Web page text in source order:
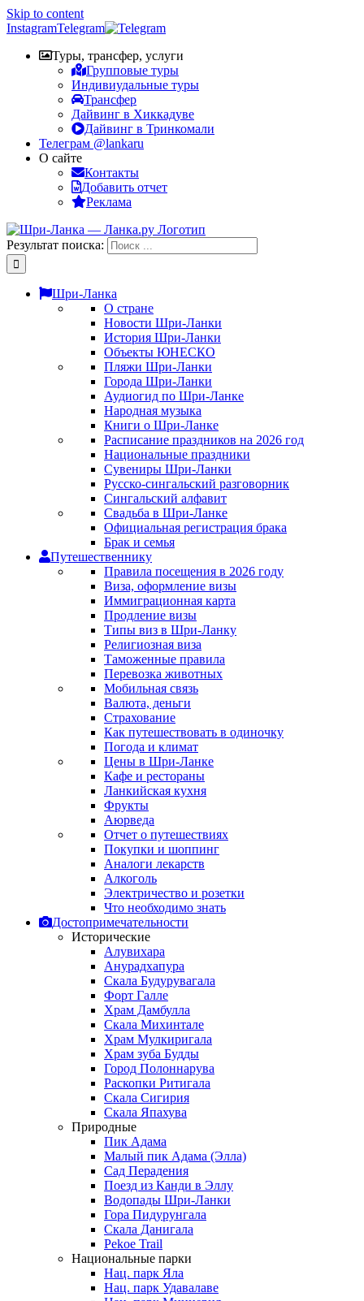
Skip to content
InstagramTelegram
Туры, трансфер, услуги
Групповые туры
Индивиудальные туры
Трансфер
Дайвинг в Хиккадуве
Дайвинг в Тринкомали
Телеграм @lankaru
О сайте
Контакты
Добавить отчет
Реклама
Результат поиска:
Шри-Ланка
О стране
Новости Шри-Ланки
История Шри-Ланки
Объекты ЮНЕСКО
Пляжи Шри-Ланки
Города Шри-Ланки
Аудиогид по Шри-Ланке
Народная музыка
Книги о Шри-Ланке
Расписание праздников на 2026 год
Национальные праздники
Сувениры Шри-Ланки
Русско-сингальский разговорник
Сингальский алфавит
Свадьба в Шри-Ланке
Официальная регистрация брака
Брак и семья
Путешественнику
Правила посещения в 2026 году
Виза, оформление визы
Иммиграционная карта
Продление визы
Типы виз в Шри-Ланку
Религиозная виза
Таможенные правила
Перевозка животных
Мобильная связь
Валюта, деньги
Страхование
Как путешествовать в одиночку
Погода и климат
Цены в Шри-Ланке
Кафе и рестораны
Ланкийская кухня
Фрукты
Аюрведа
Отчет о путешествиях
Покупки и шоппинг
Аналоги лекарств
Алкоголь
Электричество и розетки
Что необходимо знать
Достопримечательности
Исторические
Алувихара
Анурадхапура
Скала Будурувагала
Форт Галле
Храм Дамбулла
Скала Михинтале
Храм Мулкиригала
Храм зуба Будды
Город Полоннарува
Раскопки Ритигала
Скала Сигирия
Скала Япахува
Природные
Пик Адама
Малый пик Адама (Элла)
Сад Перадения
Поезд из Канди в Эллу
Водопады Шри-Ланки
Гора Пидурунгала
Скала Данигала
Pekoe Trail
Национальные парки
Нац. парк Яла
Нац. парк Удавалаве